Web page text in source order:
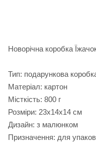
Новорічна коробка
Тип: подарункова
Матеріал: картон
Місткість: 800 г
Розміри: 23х14х14 см
Дизайн: з малюнком
Призначення: для